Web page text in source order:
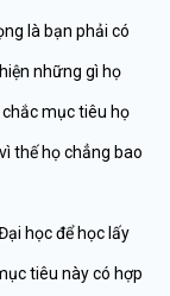
là bạn phải có
những gì họ
chắc mục tiêu họ
thế họ chẳng bao
học để học lấy
tiêu này có hợp